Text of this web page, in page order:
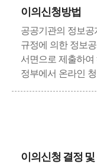
이의신청방법
공공기관의 정보
규정에 의한 정보
서면으로 제출하
정부에서 온라인
이의신청 결정 및